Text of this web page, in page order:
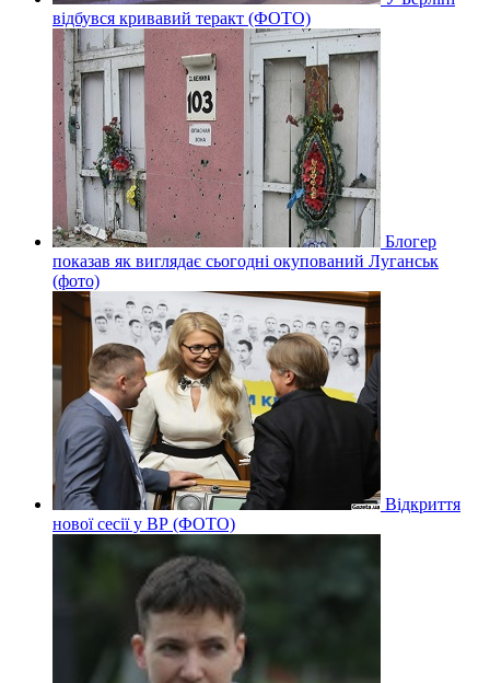
відбувся кривавий теракт (ФОТО)
Блогер
показав як виглядає сьогодні окупований Луганськ
(фото)
Відкриття
нової сесії у ВР (ФОТО)